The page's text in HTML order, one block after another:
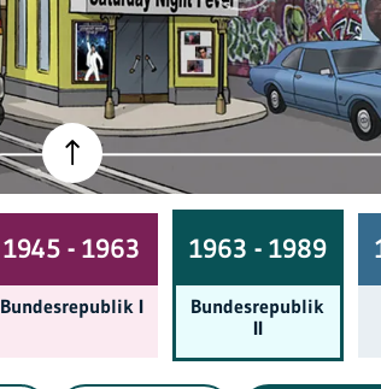
1945 - 1963
Bundes­republik I
1963 - 1989
Bundes­republik
II